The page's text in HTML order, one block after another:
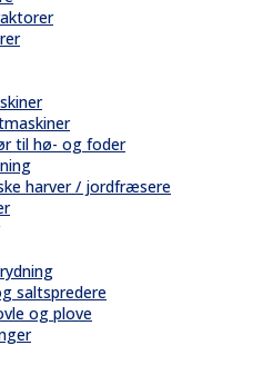
til hø- og foder
harver / jordfræsere
saltspredere
og plove